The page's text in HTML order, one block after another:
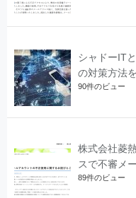
シャドーIT
の対策方法
90件のビュー
株式会社菱
スで不審メ
89件のビュー